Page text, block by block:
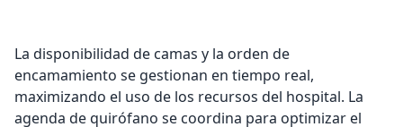
La disponibilidad de camas y la orden de
encamamiento se gestionan en tiempo real,
maximizando el uso de los recursos del hospital. La
agenda de quirófano se coordina para optimizar el